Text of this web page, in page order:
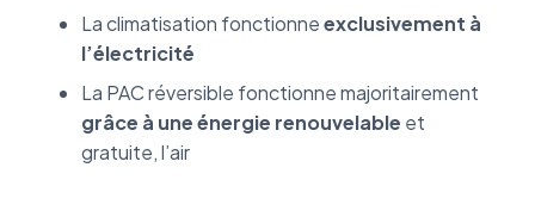
La climatisation fonctionneexclusivement à
l’électricité
La PAC réversible fonctionne majoritairement
grâce à une énergie renouvelable et
gratuite, l’air